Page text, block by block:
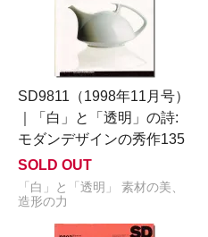
SD9811（1998年11月号）
｜「白」と「透明」の詩:
モダンデザインの秀作135
SOLD OUT
「白」と「透明」 素材の美、
造形の力